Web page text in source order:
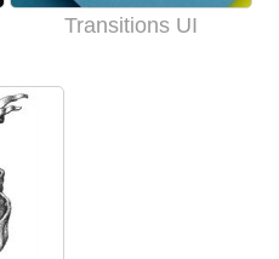
Transitions UI